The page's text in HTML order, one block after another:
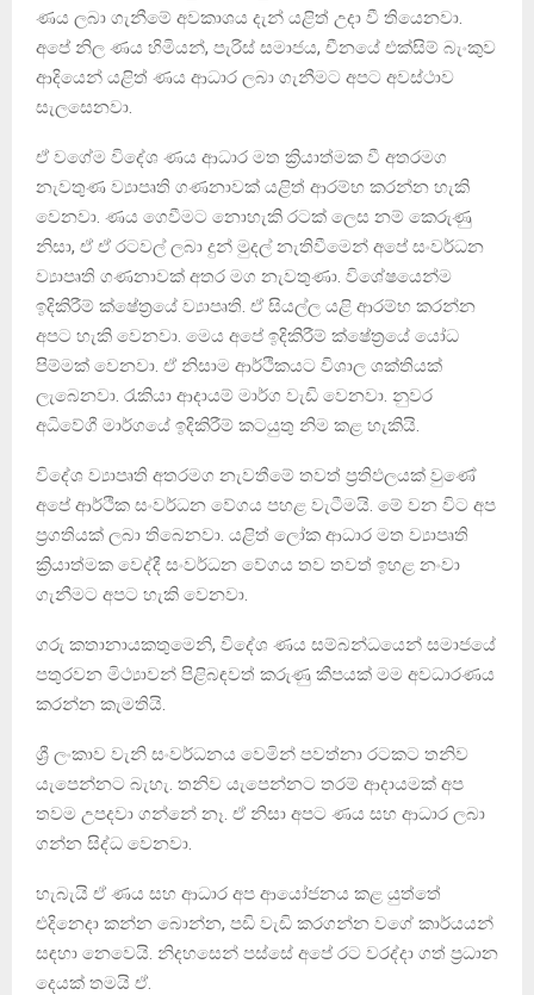
ණය ලබා ගැනීමේ අවකාශය දැන් යළිත් උදා වී තියෙනවා.
අපේ නිල ණය හිමියන්, පැරිස් සමාජය, චීනයේ එක්සිම් බැංකුව
ආදියෙන් යළිත් ණය ආධාර ලබා ගැනීමට අපට අවස්ථාව
සැලසෙනවා.
ඒ වගේම විදේශ ණය ආධාර මත ක්‍රියාත්මක වී අතරමග
නැවතුණ ව්‍යාපෘති ගණනාවක් යළිත් ආරම්භ කරන්න හැකි
වෙනවා. ණය ගෙවීමට නොහැකි රටක් ලෙස නම් කෙරුණු
නිසා, ඒ ඒ රටවල් ලබා දුන් මුදල් නැතිවීමෙන් අපේ සංවර්ධන
ව්‍යාපෘති ගණනාවක් අතර මග නැවතුණා. විශේෂයෙන්ම
ඉදිකිරීම් ක්ෂේත්‍රයේ ව්‍යාපෘති. ඒ සියල්ල යළි ආරම්භ කරන්න
අපට හැකි වෙනවා. මෙය අපේ ඉදිකිරීම් ක්ෂේත්‍රයේ යෝධ
පිම්මක් වෙනවා. ඒ නිසාම ආර්ථිකයට විශාල ශක්තියක්
ලැබෙනවා. රැකියා ආදායම් මාර්ග වැඩි වෙනවා. නුවර
අධිවේගී මාර්ගයේ ඉදිකිරීම් කටයුතු නිම කළ හැකියි.
විදේශ ව්‍යාපෘති අතරමග නැවතීමේ තවත් ප්‍රතිඵලයක් වුණේ
අපේ ආර්ථික සංවර්ධන වේගය පහළ වැටීමයි. මේ වන විට අප
ප්‍රගතියක් ලබා තිබෙනවා. යළිත් ලෝක ආධාර මත ව්‍යාපෘති
ක්‍රියාත්මක වෙද්දී සංවර්ධන වේගය තව තවත් ඉහළ නංවා
ගැනීමට අපට හැකි වෙනවා.
ගරු කතානායකතුමෙනි, විදේශ ණය සම්බන්ධයෙන් සමාජයේ
පතුරවන මිථ්‍යාවන් පිළිබඳවත් කරුණු කීපයක් මම අවධාරණය
කරන්න කැමතියි.
ශ්‍රී ලංකාව වැනි සංවර්ධනය වෙමින් පවත්නා රටකට තනිව
යැපෙන්නට බැහැ. තනිව යැපෙන්නට තරම් ආදායමක් අප
තවම උපදවා ගන්නේ නෑ. ඒ නිසා අපට ණය සහ ආධාර ලබා
ගන්න සිද්ධ වෙනවා.
හැබැයි ඒ ණය සහ ආධාර අප ආයෝජනය කළ යුත්තේ
එදිනෙදා කන්න බොන්න, පඩි වැඩි කරගන්න වගේ කාර්යයන්
සඳහා නෙවෙයි. නිදහසෙන් පස්සේ අපේ රට වරද්දා ගත් ප්‍රධාන
දෙයක් තමයි ඒ.